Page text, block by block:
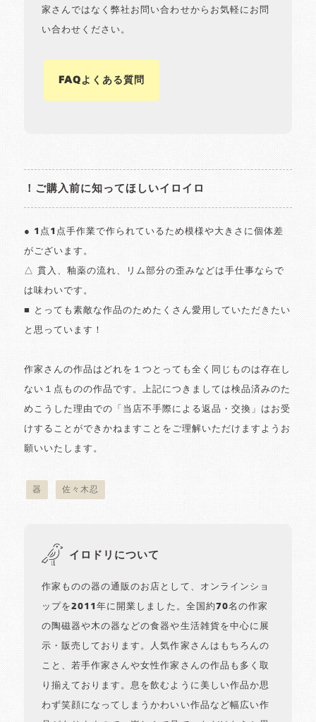
家さんではなく弊社お問い合わせからお気軽にお問
い合わせください。
FAQよくある質問
！ご購入前に知ってほしいイロイロ
● 1点1点手作業で作られているため模様や大きさに個体差
がございます。
△ 貫入、釉薬の流れ、リム部分の歪みなどは手仕事ならで
は味わいです。
■ とっても素敵な作品のためたくさん愛用していただきたい
と思っています！
作家さんの作品はどれを１つとっても全く同じものは存在し
ない１点ものの作品です。上記につきましては検品済みのた
めこうした理由での「当店不手際による返品・交換」はお受
けすることができかねますことをご理解いただけますようお
願いいたします。
器 佐々木忍
イロドリについて
作家ものの器の通販のお店として、オンラインショ
ップを2011年に開業しました。全国約70名の作家
の陶磁器や木の器などの食器や生活雑貨を中心に展
示・販売しております。人気作家さんはもちろんの
こと、若手作家さんや女性作家さんの作品も多く取
り揃えております。息を飲むように美しい作品か思
わず笑顔になってしまうかわいい作品など幅広い作